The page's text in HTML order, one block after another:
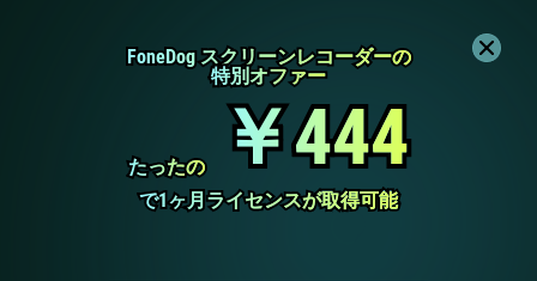
FoneDog スクリーンレコーダーの
FoneDog スクリーンレコーダーの
特別オファー
特別オファー
たったの
たったの ￥444
￥444
で1ヶ月ライセンスが取得可能
で1ヶ月ライセンスが取得可能